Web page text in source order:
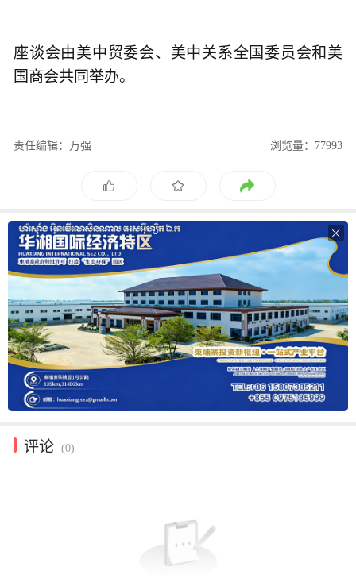
座谈会由美中贸委会、美中关系全国委员会和美
国商会共同举办。
责任编辑：万强 浏览量：77993

评论 (0)